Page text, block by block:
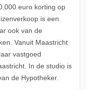
euro korting op
is een
ook van de
Vanuit Maastricht
vastgoed
In de studio is
de Hypotheker.